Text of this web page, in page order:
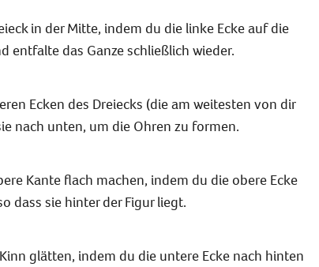
in der Mitte, indem du die linke Ecke auf die
entfalte das Ganze schließlich wieder.
Ecken des Dreiecks (die am weitesten von dir
nach unten, um die Ohren zu formen.
Kante flach machen, indem du die obere Ecke
dass sie hinter der Figur liegt.
glätten, indem du die untere Ecke nach hinten